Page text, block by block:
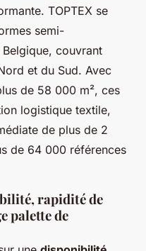
TOPTEX se
semi-
couvrant
et du Sud. Avec
de 58 000 m², ces
logistique textile,
de plus de 2
de 64 000 références
rapidité de
palette de